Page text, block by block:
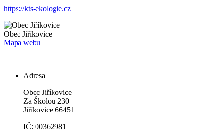
https://kts-ekologie.cz
Obec Jiříkovice
Mapa webu
Adresa
Obec Jiříkovice
Za Školou 230
Jiříkovice 66451
IČ: 00362981